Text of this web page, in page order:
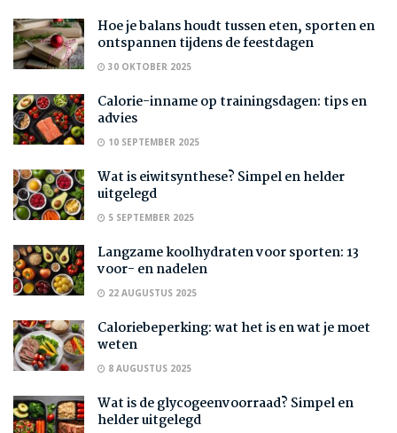
Hoe je balans houdt tussen eten, sporten en
ontspannen tijdens de feestdagen
30 OKTOBER 2025
Calorie-inname op trainingsdagen: tips en
advies
10 SEPTEMBER 2025
Wat is eiwitsynthese? Simpel en helder
uitgelegd
5 SEPTEMBER 2025
Langzame koolhydraten voor sporten: 13
voor- en nadelen
22 AUGUSTUS 2025
Caloriebeperking: wat het is en wat je moet
weten
8 AUGUSTUS 2025
Wat is de glycogeenvoorraad? Simpel en
helder uitgelegd